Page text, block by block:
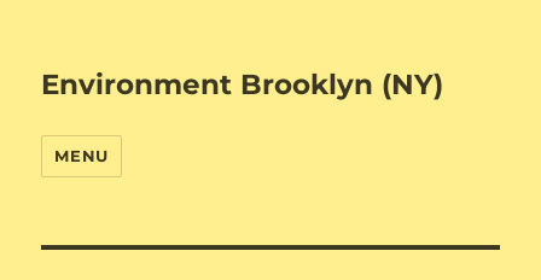
Environment Brooklyn (NY)
MENU